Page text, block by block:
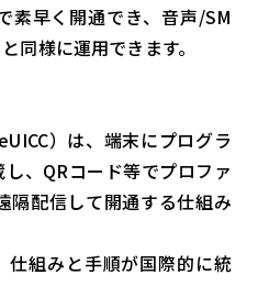
素早く開通でき、音声/SM
同様に運用できます。
）は、端末にプログラ
、QRコード等でプロファ
隔配信して開通する仕組み
仕組みと手順が国際的に統